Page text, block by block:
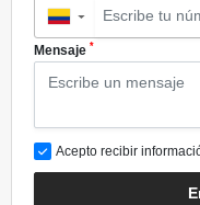
▼
Mensaje *
Acepto recibir